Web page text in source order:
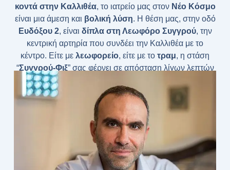
κοντά στην Καλλιθέα, το ιατρείο μας στον Νέο Κόσμο
είναι μια άμεση και βολική λύση. Η θέση μας, στην οδό
Ευδόξου 2, είναι δίπλα στη Λεωφόρο Συγγρού, την
κεντρική αρτηρία που συνδέει την Καλλιθέα με το
κέντρο. Είτε με λεωφορείο, είτε με το τραμ, η στάση
“Συγγρού-Φιξ” σας φέρνει σε απόσταση λίγων λεπτών